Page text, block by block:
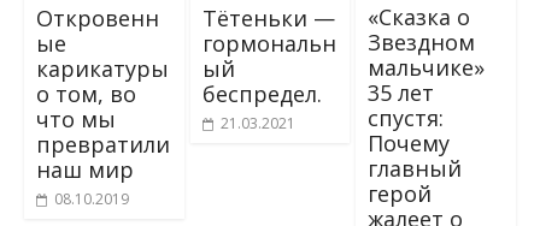
Откровенн
ые
карикатуры
о том, во
что мы
превратили
наш мир
08.10.2019
Тётеньки —
гормональн
ый
беспредел.
21.03.2021
«Сказка о
Звездном
мальчике»
35 лет
спустя:
Почему
главный
герой
жалеет о